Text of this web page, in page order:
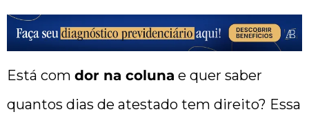
Está com dor na coluna e quer saber
quantos dias de atestado tem direito? Essa